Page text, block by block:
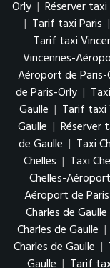
Orly | Réserver
| Tarif taxi Paris |
Tarif taxi
Vincennes-
Aéroport de Paris-
de Paris-Orly |
Gaulle | Tarif taxi
Gaulle | Réserver
de Gaulle | Taxi
Chelles | Taxi
Chelles-
Aéroport de
Charles de Gaulle
Charles de Gaulle |
Charles de Gaulle |
Gaulle | Tarif